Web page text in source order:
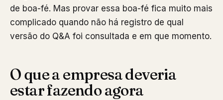
de boa-fé. Mas provar essa boa-fé fica muito mais
complicado quando não há registro de qual
versão do Q&A foi consultada e em que momento.
O que a empresa deveria
estar fazendo agora